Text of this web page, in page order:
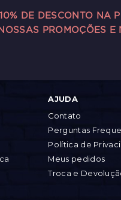
10% DE DESCONTO NA
PROMOÇÕES E
AJUDA
Contato
Perguntas
Política de
Meus pedidos
Troca e